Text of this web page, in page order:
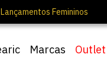
Marcas Outlet